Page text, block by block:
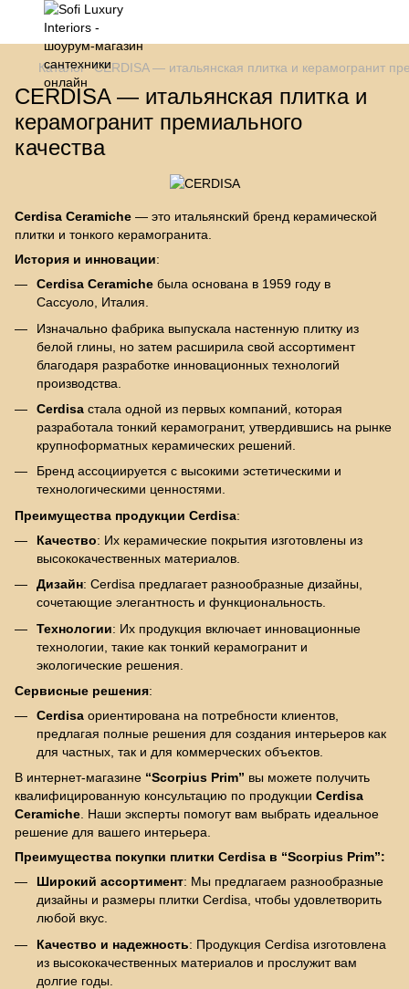
Каталог CERDISA — итальянская плитка и керамогранит
CERDISA — итальянская плитка и
керамогранит премиального
качества
Cerdisa Ceramiche — это итальянский бренд керамической
плитки и тонкого керамогранита.
История и инновации:
Cerdisa Ceramiche была основана в 1959 году в
Сассуоло, Италия.
Изначально фабрика выпускала настенную плитку из
белой глины, но затем расширила свой ассортимент
благодаря разработке инновационных технологий
производства.
Cerdisa стала одной из первых компаний, которая
разработала тонкий керамогранит, утвердившись на рынке
крупноформатных керамических решений.
Бренд ассоциируется с высокими эстетическими и
технологическими ценностями.
Преимущества продукции Cerdisa:
Качество: Их керамические покрытия изготовлены из
высококачественных материалов.
Дизайн: Cerdisa предлагает разнообразные дизайны,
сочетающие элегантность и функциональность.
Технологии: Их продукция включает инновационные
технологии, такие как тонкий керамогранит и
экологические решения.
Сервисные решения:
Cerdisa ориентирована на потребности клиентов,
предлагая полные решения для создания интерьеров как
для частных, так и для коммерческих объектов.
В интернет-магазине “Scorpius Prim” вы можете получить
квалифицированную консультацию по продукции Cerdisa
Ceramiche. Наши эксперты помогут вам выбрать идеальное
решение для вашего интерьера.
Преимущества покупки плитки Cerdisa в “Scorpius Prim”:
Широкий ассортимент: Мы предлагаем разнообразные
дизайны и размеры плитки Cerdisa, чтобы удовлетворить
любой вкус.
Качество и надежность: Продукция Cerdisa изготовлена
из высококачественных материалов и прослужит вам
долгие годы.